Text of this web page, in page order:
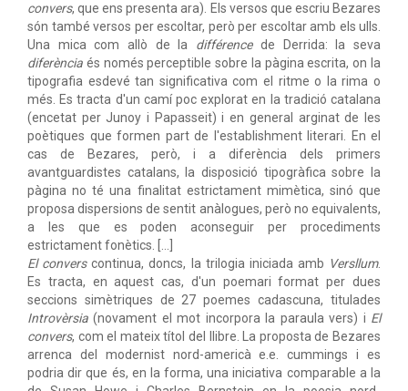
convers, que ens presenta ara). Els versos que escriu Bezares
són també versos per escoltar, però per escoltar amb els ulls.
Una mica com allò de la différencede Derrida: la seva
diferència és només perceptible sobre la pàgina escrita, on la
tipografia esdevé tan significativa com el ritme o la rima o
més. Es tracta d'un camí poc explorat en la tradició catalana
(encetat per Junoy i Papasseit) i en general arginat de les
poètiques que formen part de l'establishment literari. En el
cas de Bezares, però, i a diferència dels primers
avantguardistes catalans, la disposició tipogràfica sobre la
pàgina no té una finalitat estrictament mimètica, sinó que
proposa dispersions de sentit anàlogues, però no equivalents,
a les que es poden aconseguir per procediments
estrictament fonètics. [...]
El converscontinua, doncs, la trilogia iniciada amb Versllum.
Es tracta, en aquest cas, d'un poemari format per dues
seccions simètriques de 27 poemes cadascuna, titulades
Introvèrsia (novament el mot incorpora la paraula vers) i El
convers, com el mateix títol del llibre. La proposta de Bezares
arrenca del modernist nord-americà e.e. cummings i es
podria dir que és, en la forma, una iniciativa comparable a la